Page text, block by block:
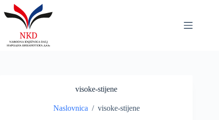
to
content
visoke-stijene
Naslovnica / visoke-stijene